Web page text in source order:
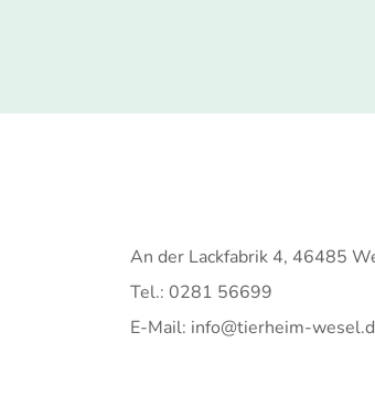
An der Lackfabrik 4, 46485
Tel.: 0281 56699
E-Mail: info@tierheim-